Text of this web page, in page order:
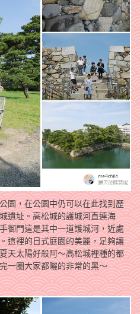
園，在公園中仍可以在此找到歷
遺址。高松城的護城河直連海
御門這是其中一道護城河，近處
這裡的日式庭園的美麗，足夠讓
天太陽好殺阿～高松城裡種的都
一圈大家都曬的非常的黑～